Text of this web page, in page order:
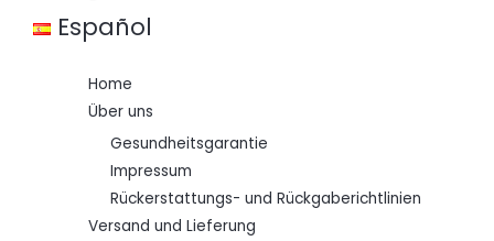
Español
Home
Über uns
Gesundheitsgarantie
Impressum
Rückerstattungs- und Rückgaberichtlinien
Versand und Lieferung